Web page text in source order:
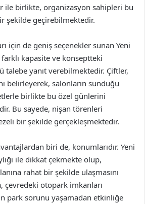
ile birlikte, organizasyon sahipleri bu
şekilde geçirebilmektedir.
için de geniş seçenekler sunan Yeni
kapasite ve konseptteki
talebe yanıt verebilmektedir. Çiftler,
belirleyerek, salonların sunduğu
birlikte bu özel günlerini
Bu sayede, nişan törenleri
bir şekilde gerçekleşmektedir.
biri de, konumlarıdır. Yeni
ile dikkat çekmekte olup,
rahat bir şekilde ulaşmasını
çevredeki otopark imkanları
park sorunu yaşamadan etkinliğe